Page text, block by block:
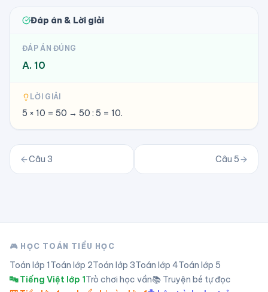
Đáp án & Lời giải
ĐÁP ÁN ĐÚNG
A. 10
LỜI GIẢI
5 × 10 = 50 → 50 : 5 = 10.
Câu 3 Câu 5
🎮 HỌC TOÁN TIỂU HỌC
Toán lớp 1Toán lớp 2Toán lớp 3Toán lớp 4Toán lớp 5
🔤 Tiếng Việt lớp 1Trò chơi học vần📚 Truyện bé tự đọc